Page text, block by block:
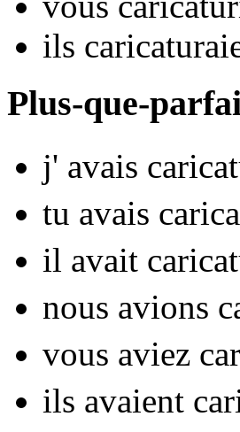
ils caricatur
Plus-que-
j' avais
tu avais
il avait
nous avions
vous aviez
ils avaient